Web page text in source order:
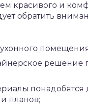
красивого и
обратить
решение
понадобятся
планов;